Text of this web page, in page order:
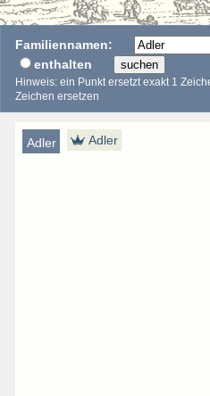
Familiennamen:
enthalten
suchen
Hinweis: ein Punkt ersetzt exakt 1
Zeichen ersetzen
Adler Adler